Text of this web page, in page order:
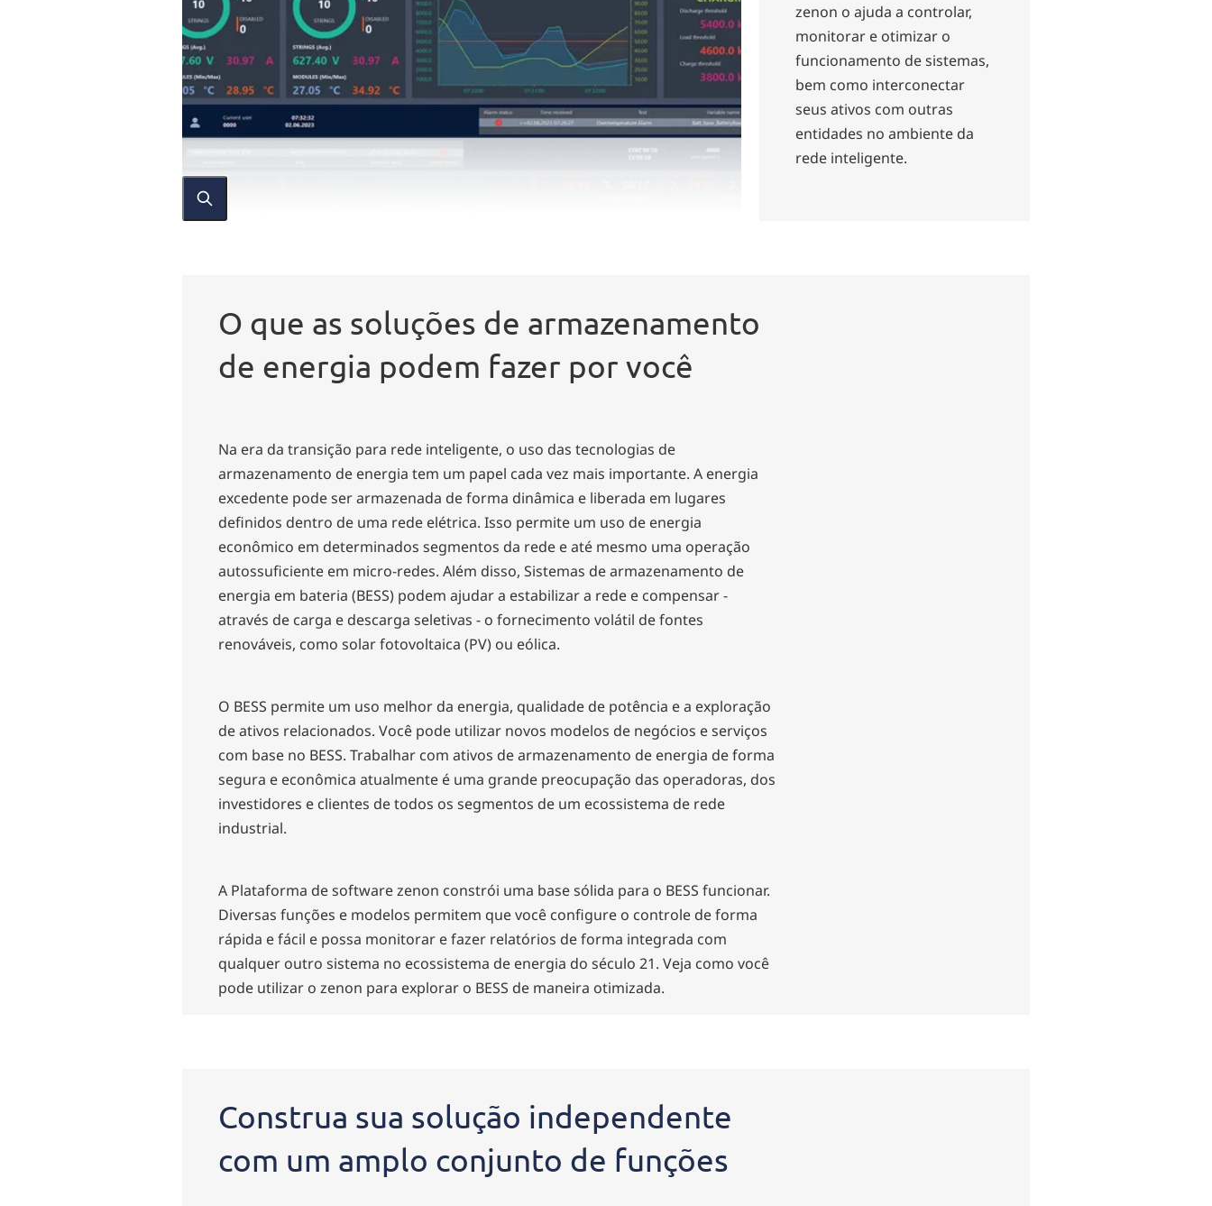
zenon o ajuda a controlar,
monitorar e otimizar o
funcionamento de sistemas,
bem como interconectar
seus ativos com outras
entidades no ambiente da
rede inteligente.
O que as soluções de armazenamento
de energia podem fazer por você
Na era da transição para rede inteligente, o uso das tecnologias de
armazenamento de energia tem um papel cada vez mais importante. A energia
excedente pode ser armazenada de forma dinâmica e liberada em lugares
definidos dentro de uma rede elétrica. Isso permite um uso de energia
econômico em determinados segmentos da rede e até mesmo uma operação
autossuficiente em micro-redes. Além disso, Sistemas de armazenamento de
energia em bateria (BESS) podem ajudar a estabilizar a rede e compensar -
através de carga e descarga seletivas - o fornecimento volátil de fontes
renováveis, como solar fotovoltaica (PV) ou eólica.
O BESS permite um uso melhor da energia, qualidade de potência e a exploração
de ativos relacionados. Você pode utilizar novos modelos de negócios e serviços
com base no BESS. Trabalhar com ativos de armazenamento de energia de forma
segura e econômica atualmente é uma grande preocupação das operadoras, dos
investidores e clientes de todos os segmentos de um ecossistema de rede
industrial.
A Plataforma de software zenon constrói uma base sólida para o BESS funcionar.
Diversas funções e modelos permitem que você configure o controle de forma
rápida e fácil e possa monitorar e fazer relatórios de forma integrada com
qualquer outro sistema no ecossistema de energia do século 21. Veja como você
pode utilizar o zenon para explorar o BESS de maneira otimizada.
Construa sua solução independente
com um amplo conjunto de funções